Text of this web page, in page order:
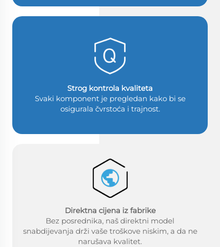
Strog kontrola kvaliteta
Svaki komponent je pregledan kako bi se
osigurala čvrstoća i trajnost.
Direktna cijena iz fabrike
Bez posrednika, naš direktni model
snabdijevanja drži vaše troškove niskim, a da ne
narušava kvalitet.